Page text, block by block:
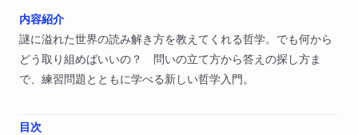
内容紹介
謎に溢れた世界の読み解き方を教えてくれる哲学。でも何から
どう取り組めばいいの？ 問いの立て方から答えの探し方ま
で、練習問題とともに学べる新しい哲学入門。
目次